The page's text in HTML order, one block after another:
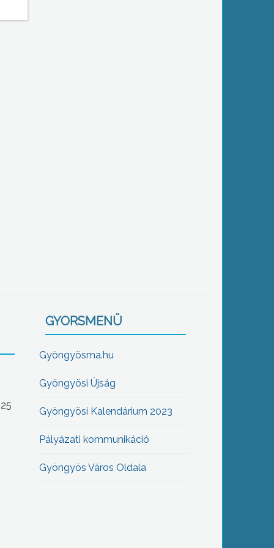
GYORSMENÜ
Gyöngyösma.hu
Gyöngyösi Újság
Gyöngyösi Kalendárium 2023
Pályázati kommunikáció
Gyöngyös Város Oldala